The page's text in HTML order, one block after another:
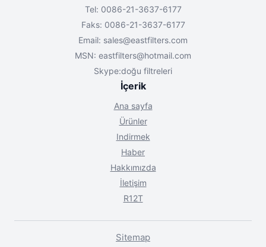
Tel: 0086-21-3637-6177
Faks: 0086-21-3637-6177
Email: sales@eastfilters.com
MSN: eastfilters@hotmail.com
Skype:doğu filtreleri
İçerik
Ana sayfa
Ürünler
Indirmek
Haber
Hakkımızda
İletişim
R12T
Sitemap